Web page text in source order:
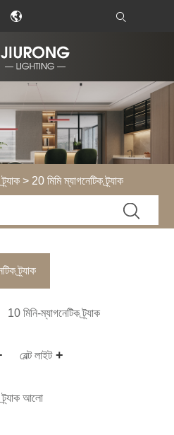
> 20 মিমি ম্যাগনেটিক ট্র্যাক
ট্র্যাক
10 মিনি-ম্যাগনেটিক ট্র্যাক
বেল্ট লাইট
আলো